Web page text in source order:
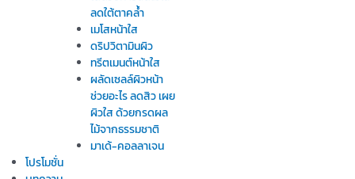
ลดใต้ตาคล้ำ
เมโสหน้าใส
ดริปวิตามินผิว
ทรีตเมนต์หน้าใส
ผลัดเซลล์ผิวหน้า
ช่วยอะไร ลดสิว เผย
ผิวใส ด้วยกรดผล
ไม้จากธรรมชาติ
มาเด้-คอลลาเจน
โปรโมชั่น